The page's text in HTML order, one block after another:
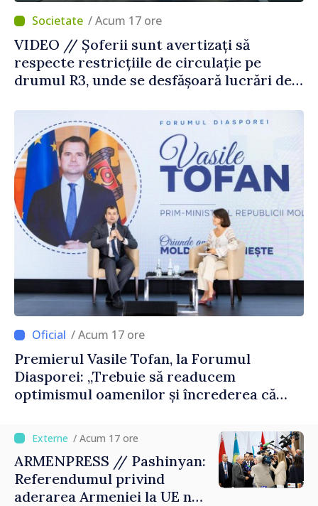
/ Acum 17 ore
VIDEO // Șoferii sunt avertizați să
respecte restricțiile de circulație pe
drumul R3, unde se desfășoară lucrări de
/ Acum 17 ore
Premierul Vasile Tofan, la Forumul
Diasporei: „Trebuie să readucem
optimismul oamenilor și încrederea că
corectă”
/ Acum 17 ore
ARMENPRESS // Pashinyan:
Referendumul privind
aderarea Armeniei la UE nu